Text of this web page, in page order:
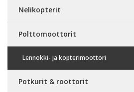
Nelikopterit
Polttomoottorit
Lennokki- ja kopterimoottori
Potkurit & roottorit